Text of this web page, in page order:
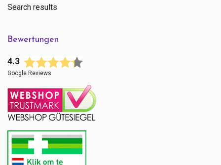
Search results
Bewertungen
4.3
Google Reviews